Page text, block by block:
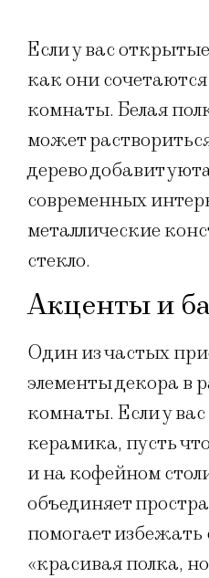
Если у вас
как они
комнаты. Белая
может
дерево добавит
современных
металлические
стекло.
Акценты и
Один из частых
элементы декора в
комнаты. Если у
керамика, пусть
и на кофейном
объединяет
помогает
«красивая полка,